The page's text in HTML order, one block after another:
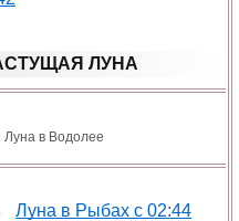
ЛУНА
Луна в Водолее
Луна в Рыбах с 02:44